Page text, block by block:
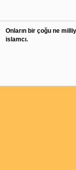
Onların bir çoğu ne
islamcı.